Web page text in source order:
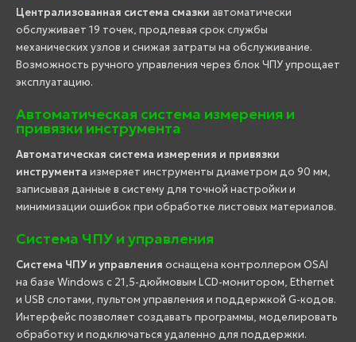
Централизованная система смазки автоматически
обслуживает 19 точек, продлевая срок службы
механических узлов и снижая затраты на обслуживание.
Возможность ручного управления через блок ЧПУ упрощает
эксплуатацию.
Автоматическая система измерения и
привязки инструмента
Автоматическая система измерения и привязки
инструмента измеряет инструменты диаметром до 90 мм,
записывая данные в систему для точной настройки и
минимизации ошибок при обработке листовых материалов.
Система ЧПУ и управления
Система ЧПУ и управления оснащена контроллером OSAI
на базе Windows с 21,5-дюймовым LCD-монитором, Ethernet
и USB слотами, пультом управления и поддержкой G-кодов.
Интерфейс позволяет создавать программы, моделировать
обработку и подключаться удаленно для поддержки.